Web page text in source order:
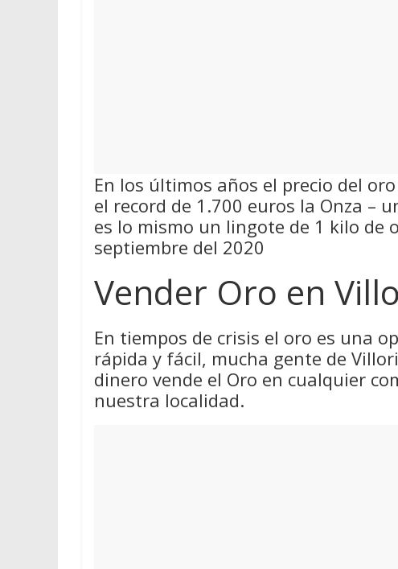
En los últimos años el precio del
el record de 1.700 euros la Onza –
es lo mismo un lingote de 1 kilo de
septiembre del 2020
Vender Oro en
En tiempos de crisis el oro es una
rápida y fácil, mucha gente de
dinero vende el Oro en cualquier
nuestra localidad.